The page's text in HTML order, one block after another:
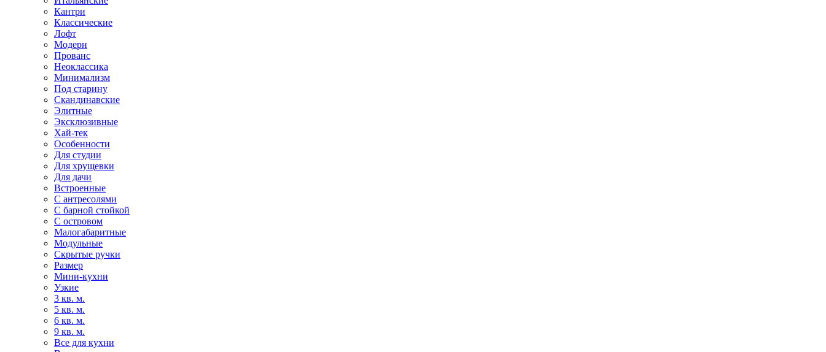
Кантри
Классические
Лофт
Модерн
Прованс
Неоклассика
Минимализм
Под старину
Скандинавские
Элитные
Эксклюзивные
Хай-тек
Особенности
Для студии
Для хрущевки
Для дачи
Встроенные
С антресолями
С барной стойкой
С островом
Малогабаритные
Модульные
Скрытые ручки
Размер
Мини-кухни
Узкие
3 кв. м.
5 кв. м.
6 кв. м.
9 кв. м.
Все для кухни